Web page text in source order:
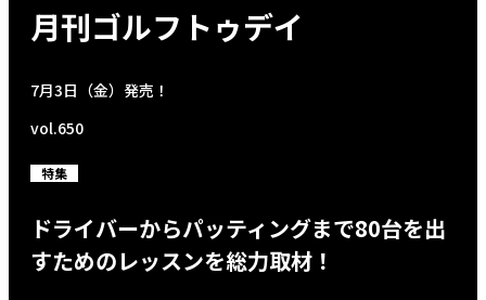
月刊ゴルフトゥデイ
7月3日（金）発売！
vol.650
特集
ドライバーからパッティングまで80台を出
すためのレッスンを総力取材！